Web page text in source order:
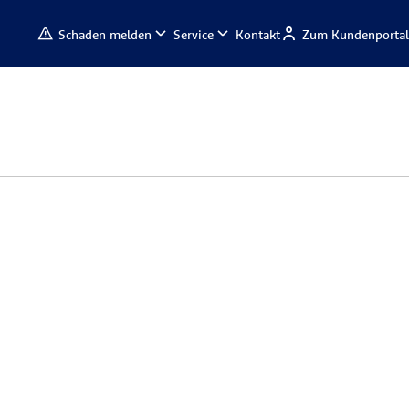
Schaden melden Service Kontakt Zum Kundenportal